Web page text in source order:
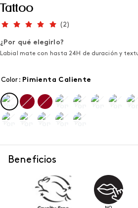
Tattoo
(2)
¿Por qué elegirlo?
Labial mate con hasta 24H de duración y
Color : pimienta caliente
Beneficios